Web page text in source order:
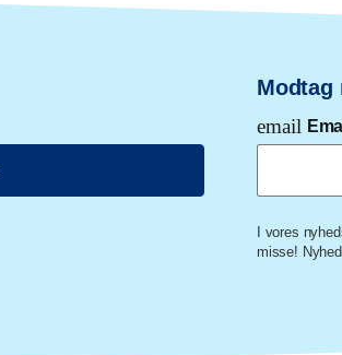
Modtag
email
I vores
misse!